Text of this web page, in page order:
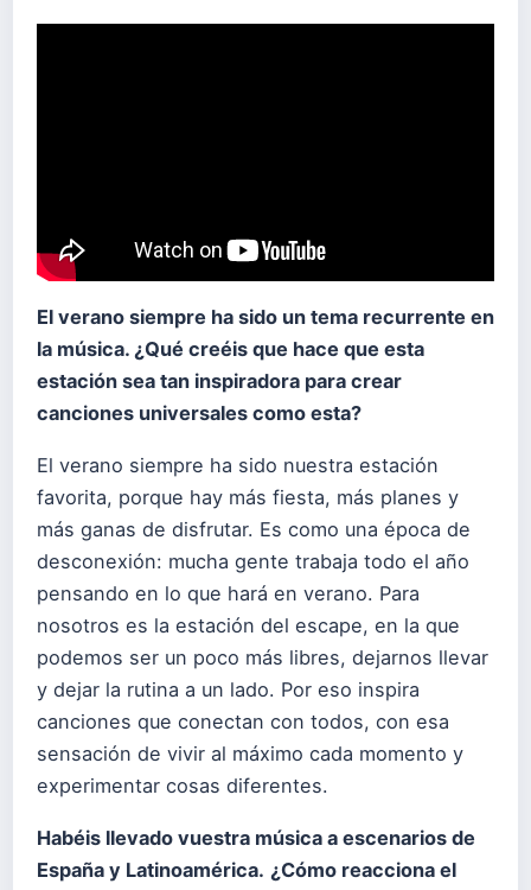
El verano siempre ha sido un tema recurrente en
la música. ¿Qué creéis que hace que esta
estación sea tan inspiradora para crear
canciones universales como esta?
El verano siempre ha sido nuestra estación
favorita, porque hay más fiesta, más planes y
más ganas de disfrutar. Es como una época de
desconexión: mucha gente trabaja todo el año
pensando en lo que hará en verano. Para
nosotros es la estación del escape, en la que
podemos ser un poco más libres, dejarnos llevar
y dejar la rutina a un lado. Por eso inspira
canciones que conectan con todos, con esa
sensación de vivir al máximo cada momento y
experimentar cosas diferentes.
Habéis llevado vuestra música a escenarios de
España y Latinoamérica. ¿Cómo reacciona el